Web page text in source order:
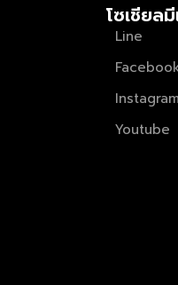
โซเชียล
Line
Instagram
Youtube